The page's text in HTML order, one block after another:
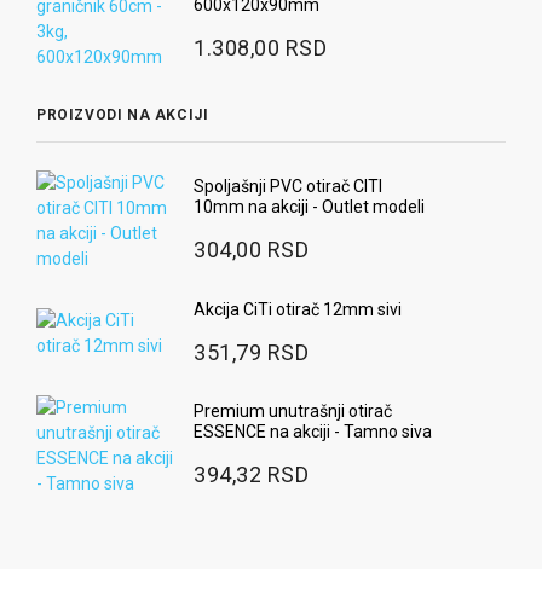
600x120x90mm
1.308,00 RSD
PROIZVODI NA AKCIJI
Spoljašnji PVC otirač CITI
10mm na akciji - Outlet modeli
304,00 RSD
Akcija CiTi otirač 12mm sivi
351,79 RSD
Premium unutrašnji otirač
ESSENCE na akciji - Tamno siva
394,32 RSD